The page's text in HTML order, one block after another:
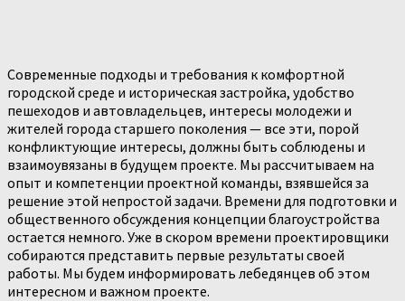
Современные подходы и требования к комфортной
городской среде и историческая застройка, удобство
пешеходов и автовладельцев, интересы молодежи и
жителей города старшего поколения — все эти, порой
конфликтующие интересы, должны быть соблюдены и
взаимоувязаны в будущем проекте. Мы рассчитываем на
опыт и компетенции проектной команды, взявшейся за
решение этой непростой задачи. Времени для подготовки и
общественного обсуждения концепции благоустройства
остается немного. Уже в скором времени проектировщики
собираются представить первые результаты своей
работы. Мы будем информировать лебедянцев об этом
интересном и важном проекте.